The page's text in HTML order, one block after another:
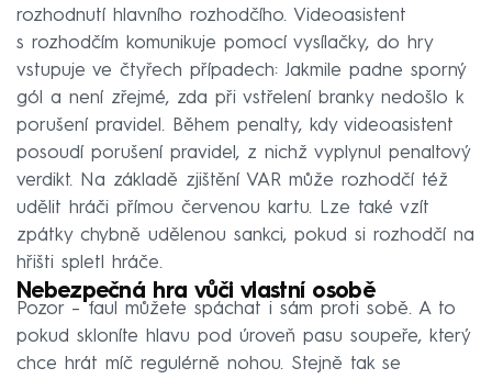
rozhodnutí hlavního rozhodčího. Videoasistent
s rozhodčím komunikuje pomocí vysílačky, do hry
vstupuje ve čtyřech případech: Jakmile padne sporný
gól a není zřejmé, zda při vstřelení branky nedošlo k
porušení pravidel. Během penalty, kdy videoasistent
posoudí porušení pravidel, z nichž vyplynul penaltový
verdikt. Na základě zjištění VAR může rozhodčí též
udělit hráči přímou červenou kartu. Lze také vzít
zpátky chybně udělenou sankci, pokud si rozhodčí na
hřišti spletl hráče.
Nebezpečná hra vůči vlastní osobě
Pozor – faul můžete spáchat i sám proti sobě. A to
pokud skloníte hlavu pod úroveň pasu soupeře, který
chce hrát míč regulérně nohou. Stejně tak se